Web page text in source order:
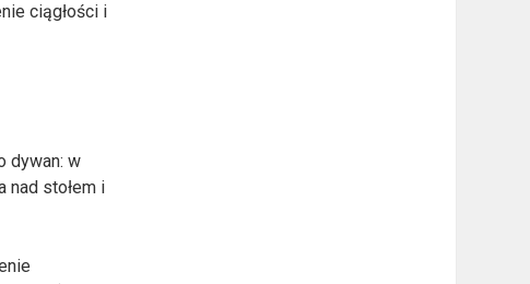
ciągłości i
dywan: w
nad stołem i